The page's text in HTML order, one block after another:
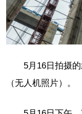
5月16日拍摄
（无人机照片）。